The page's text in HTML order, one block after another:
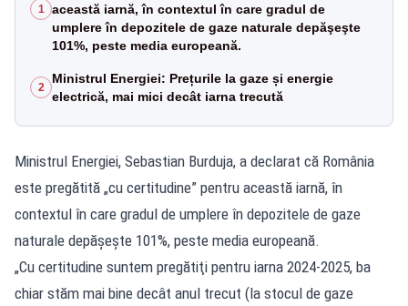
1
această iarnă, în contextul în care gradul de
umplere în depozitele de gaze naturale depăşeşte
101%, peste media europeană.
2
Ministrul Energiei: Prețurile la gaze și energie
electrică, mai mici decât iarna trecută
Ministrul Energiei, Sebastian Burduja, a declarat că România
este pregătită „cu certitudine” pentru această iarnă, în
contextul în care gradul de umplere în depozitele de gaze
naturale depăşeşte 101%, peste media europeană.
„Cu certitudine suntem pregătiţi pentru iarna 2024-2025, ba
chiar stăm mai bine decât anul trecut (la stocul de gaze